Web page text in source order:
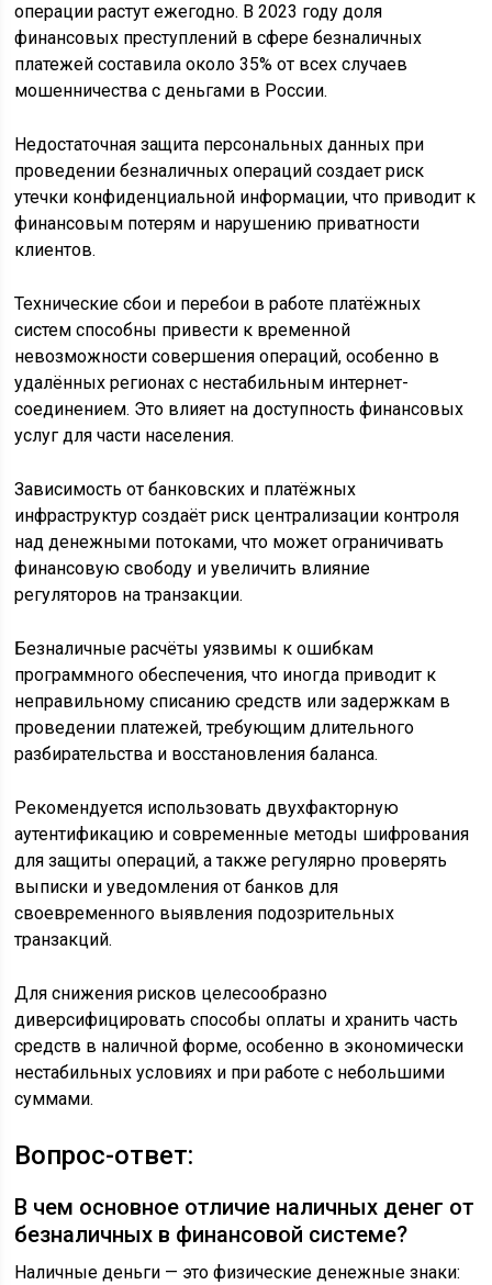
операции растут ежегодно. В 2023 году доля
финансовых преступлений в сфере безналичных
платежей составила около 35% от всех случаев
мошенничества с деньгами в России.
Недостаточная защита персональных данных при
проведении безналичных операций создает риск
утечки конфиденциальной информации, что приводит к
финансовым потерям и нарушению приватности
клиентов.
Технические сбои и перебои в работе платёжных
систем способны привести к временной
невозможности совершения операций, особенно в
удалённых регионах с нестабильным интернет-
соединением. Это влияет на доступность финансовых
услуг для части населения.
Зависимость от банковских и платёжных
инфраструктур создаёт риск централизации контроля
над денежными потоками, что может ограничивать
финансовую свободу и увеличить влияние
регуляторов на транзакции.
Безналичные расчёты уязвимы к ошибкам
программного обеспечения, что иногда приводит к
неправильному списанию средств или задержкам в
проведении платежей, требующим длительного
разбирательства и восстановления баланса.
Рекомендуется использовать двухфакторную
аутентификацию и современные методы шифрования
для защиты операций, а также регулярно проверять
выписки и уведомления от банков для
своевременного выявления подозрительных
транзакций.
Для снижения рисков целесообразно
диверсифицировать способы оплаты и хранить часть
средств в наличной форме, особенно в экономически
нестабильных условиях и при работе с небольшими
суммами.
Вопрос-ответ:
В чем основное отличие наличных денег от
безналичных в финансовой системе?
Наличные деньги — это физические денежные знаки: